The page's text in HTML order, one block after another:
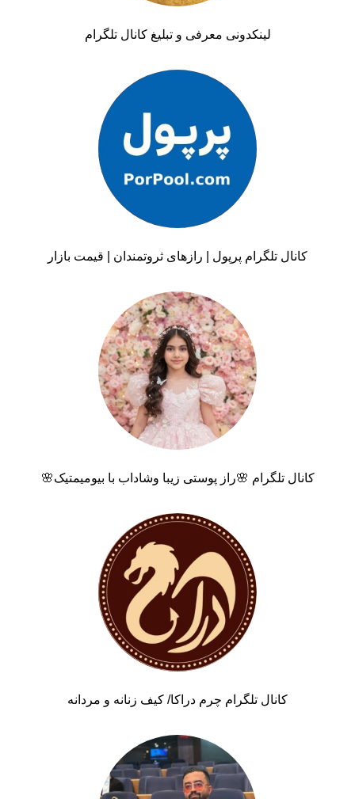
لینکدونی معرفی و تبلیغ کانال تلگرام
کانال تلگرام پرپول | رازهای ثروتمندان | قیمت بازار
کانال تلگرام 🌸راز پوستی زیبا وشاداب با بیومیمتیک🌸
کانال تلگرام چرم دراکا/ کیف زنانه و مردانه